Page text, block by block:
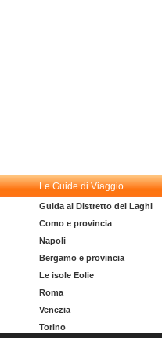
Le Guide di Viaggio
Guida al Distretto dei Laghi
Como e provincia
Napoli
Bergamo e provincia
Le isole Eolie
Roma
Venezia
Torino